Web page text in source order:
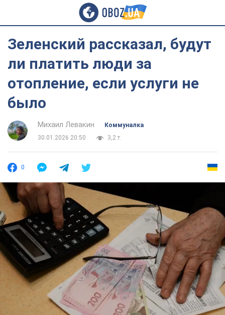
Зеленский рассказал, будут
ли платить люди за
отопление, если услуги не
было
Михаил Левакин
Коммуналка
30.01.2026 20:50
3,2 т.
0